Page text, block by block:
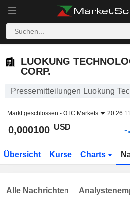
LUOKUNG
CORP.
Pressemitteilungen Luokung
Markt geschlossen - OTC Markets
0,000100 USD -
Übersicht Kurse Charts
Alle Nachrichten